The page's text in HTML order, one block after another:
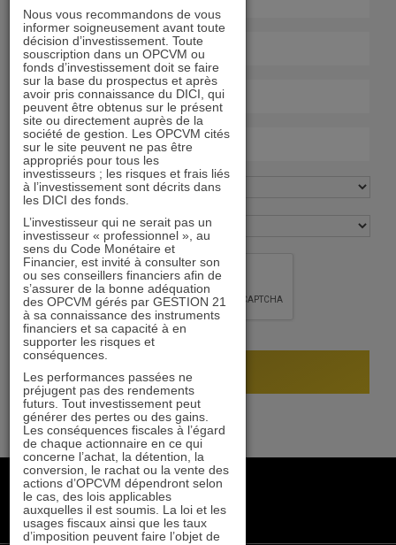
+33 1 84 79 90 24
gestion21@gestion21.fr
8 rue Volney, 75002 Paris
Nous vous recommandons de vous
informer soigneusement avant toute
décision d’investissement. Toute
souscription dans un OPCVM ou
fonds d’investissement doit se faire
sur la base du prospectus et après
avoir pris connaissance du DICI, qui
peuvent être obtenus sur le présent
site ou directement auprès de la
société de gestion. Les OPCVM cités
sur le site peuvent ne pas être
appropriés pour tous les
investisseurs ; les risques et frais liés
à l’investissement sont décrits dans
les DICI des fonds.
L’investisseur qui ne serait pas un
investisseur « professionnel », au
sens du Code Monétaire et
Financier, est invité à consulter son
ou ses conseillers financiers afin de
s’assurer de la bonne adéquation
des OPCVM gérés par GESTION 21
à sa connaissance des instruments
financiers et sa capacité à en
supporter les risques et
conséquences.
Les performances passées ne
préjugent pas des rendements
futurs. Tout investissement peut
générer des pertes ou des gains.
Les conséquences fiscales à l’égard
de chaque actionnaire en ce qui
concerne l’achat, la détention, la
conversion, le rachat ou la vente des
actions d’OPCVM dépendront selon
le cas, des lois applicables
auxquelles il est soumis. La loi et les
usages fiscaux ainsi que les taux
d’imposition peuvent faire l’objet de